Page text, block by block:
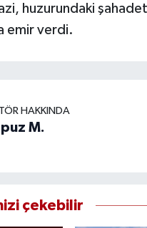
huzurundaki
emir verdi.
HAKKINDA
M.
çekebilir